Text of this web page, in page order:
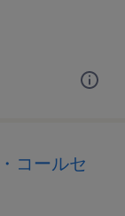
コールセ